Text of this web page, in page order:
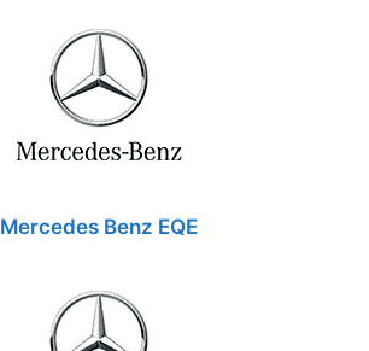
Mercedes Benz EQE